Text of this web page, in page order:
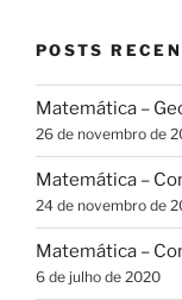
POSTS
Matemática –
26 de novembro de
Matemática –
24 de novembro de
Matemática –
6 de julho de 2020